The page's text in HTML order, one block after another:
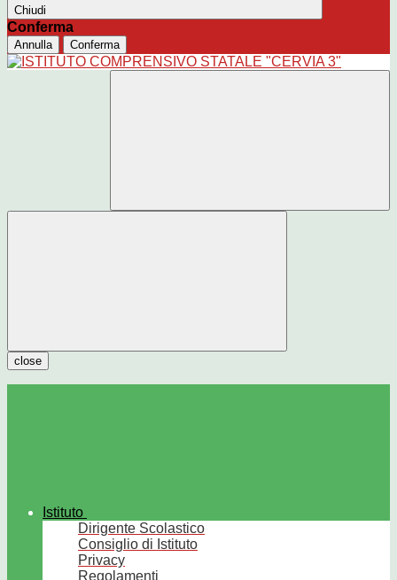
Chiudi
Conferma
Annulla Conferma
close
Istituto
Dirigente Scolastico
Consiglio di Istituto
Privacy
Regolamenti